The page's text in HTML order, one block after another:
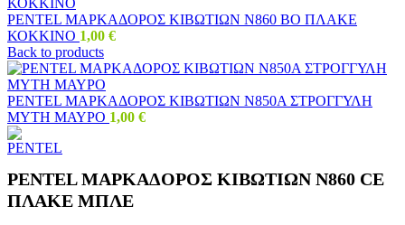
ΡΕΝΤΕL ΜΑΡΚΑΔΟΡΟΣ ΚΙΒΩΤΙΩΝ Ν860 ΒΟ ΠΛΑΚΕ
ΚΟΚΚΙΝΟ 1,00 €
Back to products
ΡΕΝΤΕL ΜΑΡΚΑΔΟΡΟΣ ΚΙΒΩΤΙΩΝ Ν850Α ΣΤΡΟΓΓΥΛΗ
ΜΥΤΗ ΜΑΥΡΟ 1,00 €
ΡΕΝΤΕL ΜΑΡΚΑΔΟΡΟΣ ΚΙΒΩΤΙΩΝ Ν860 CΕ
ΠΛΑΚΕ ΜΠΛΕ